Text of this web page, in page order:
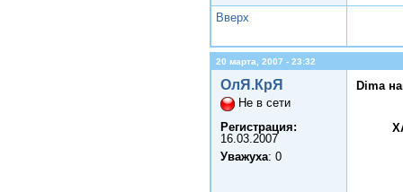
Вверх
20 марта, 2007 - 23:32
ОлЯ.КрЯ
Не в сети
Регистрация:
16.03.2007
Уважуха: 0
Dima